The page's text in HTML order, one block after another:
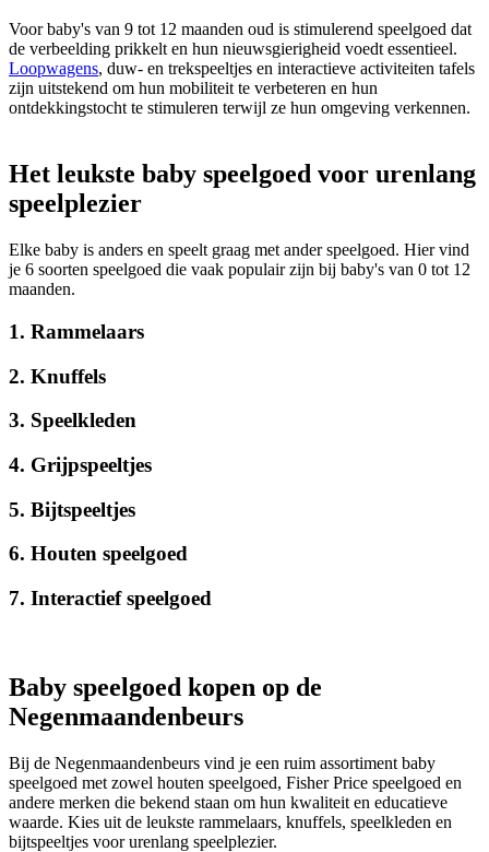
Voor baby's van 9 tot 12 maanden oud is stimulerend speelgoed dat
de verbeelding prikkelt en hun nieuwsgierigheid voedt essentieel.
Loopwagens, duw- en trekspeeltjes en interactieve activiteiten tafels
zijn uitstekend om hun mobiliteit te verbeteren en hun
ontdekkingstocht te stimuleren terwijl ze hun omgeving verkennen.
Het leukste baby speelgoed voor urenlang
speelplezier
Elke baby is anders en speelt graag met ander speelgoed. Hier vind
je 6 soorten speelgoed die vaak populair zijn bij baby's van 0 tot 12
maanden.
1. Rammelaars
2. Knuffels
3. Speelkleden
4. Grijpspeeltjes
5. Bijtspeeltjes
6. Houten speelgoed
7. Interactief speelgoed
Baby speelgoed kopen op de
Negenmaandenbeurs
Bij de Negenmaandenbeurs vind je een ruim assortiment baby
speelgoed met zowel houten speelgoed, Fisher Price speelgoed en
andere merken die bekend staan om hun kwaliteit en educatieve
waarde. Kies uit de leukste rammelaars, knuffels, speelkleden en
bijtspeeltjes voor urenlang speelplezier.